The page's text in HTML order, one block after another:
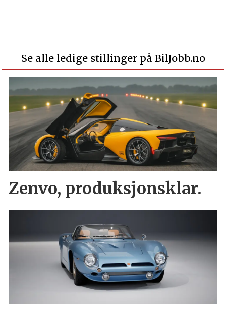
Se alle ledige stillinger på BilJobb.no
Zenvo, produksjonsklar.